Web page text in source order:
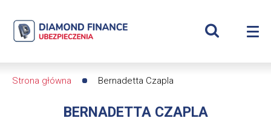
Bernadetta
Diamond
Wyświetl
Strona główna Bernadetta Czapla
BERNADETTA CZAPLA